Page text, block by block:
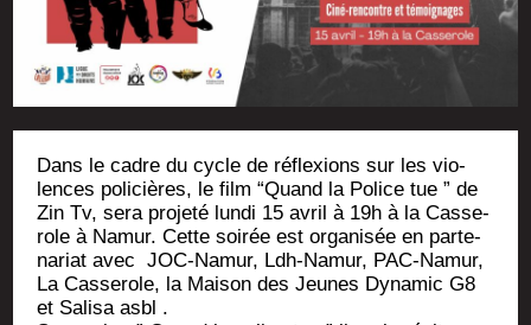
Dans le cadre du cycle de réflexions sur les vio­
lences poli­cières, le film “Quand la Police tue ” de
Zin Tv, sera pro­je­té lun­di 15 avril à 19h à la Cas­se­
role à Namur. Cette soi­rée est orga­ni­sée en par­te­
na­riat avec JOC-Namur, Ldh-Namur, PAC-Namur,
La Cas­se­role, la Mai­son des Jeunes Dyna­mic G8
et Sali­sa asbl .